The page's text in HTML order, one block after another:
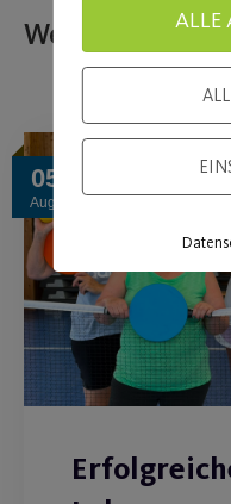
Weitere
05
Aug.
ALLE